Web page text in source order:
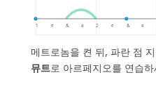
1 e & a 2 e & a
메트로놈을 켠 뒤, 파란 점
뮤트로 아르페지오를 연습